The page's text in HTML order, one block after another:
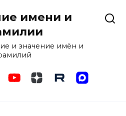
имени и
и значение имён и